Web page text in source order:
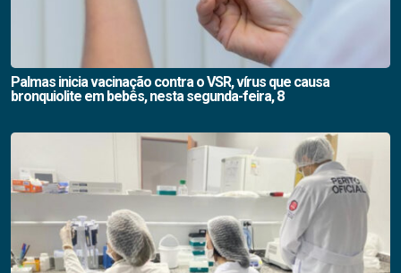
Palmas inicia vacinação contra o VSR, vírus que causa
bronquiolite em bebês, nesta segunda-feira, 8